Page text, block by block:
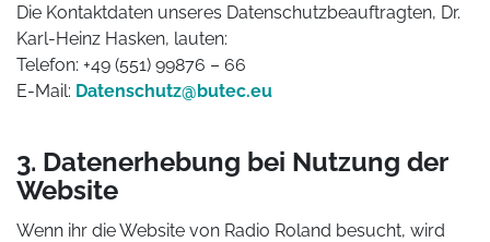
Die Kontaktdaten unseres Datenschutzbeauftragten, Dr.
Karl-Heinz Hasken, lauten:
Telefon: +49 (551) 99876 – 66
E-Mail: Datenschutz@butec.eu
3. Datenerhebung bei Nutzung der
Website
Wenn ihr die Website von Radio Roland besucht, wird